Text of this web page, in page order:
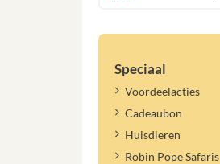
Speciaal
Voordeelacties
Cadeaubon
Huisdieren
Robin Pope Safaris